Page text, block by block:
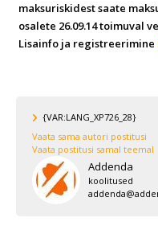
maksuriskidest saate
osalete 26.09.14 toimuval
Lisainfo ja registreerimine
{VAR:LANG_XP726_28}
Vaata sama autori postitusi
Vaata postitusi samal teemal
Addenda
koolitused